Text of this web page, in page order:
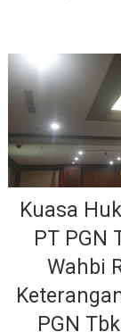
Kuasa
PT PGN
Wahbi
PGN